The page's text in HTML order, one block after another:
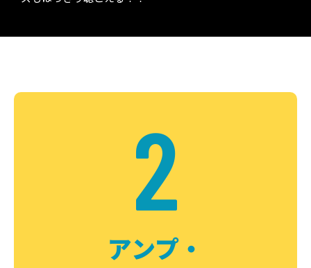
2
アンプ・